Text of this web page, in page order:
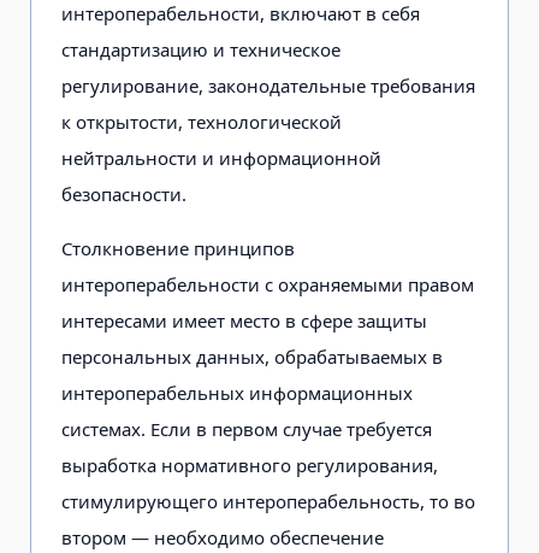
интероперабельности, включают в себя
стандартизацию и техническое
регулирование, законодательные требования
к открытости, технологической
нейтральности и информационной
безопасности.
Столкновение принципов
интероперабельности с охраняемыми правом
интересами имеет место в сфере защиты
персональных данных, обрабатываемых в
интероперабельных информационных
системах. Если в первом случае требуется
выработка нормативного регулирования,
стимулирующего интероперабельность, то во
втором — необходимо обеспечение